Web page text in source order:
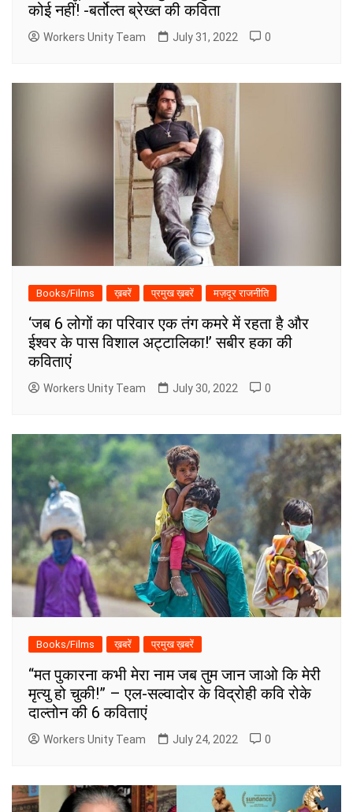
कोई नहीं! -बर्तोल्त ब्रेख्त की कविता
Workers Unity Team July 31, 2022 0
Books/Films ख़बरें प्रमुख ख़बरें मज़दूर राजनीति
‘जब 6 लोगों का परिवार एक तंग कमरे में रहता है और
ईश्वर के पास विशाल अट्टालिका!’ सबीर हका की
कविताएं
Workers Unity Team July 30, 2022 0
Books/Films ख़बरें प्रमुख ख़बरें
“मत पुकारना कभी मेरा नाम जब तुम जान जाओ कि मेरी
मृत्यु हो चुकी!” – एल-सल्वादोर के विद्रोही कवि रोके
दाल्तोन की 6 कविताएं
Workers Unity Team July 24, 2022 0